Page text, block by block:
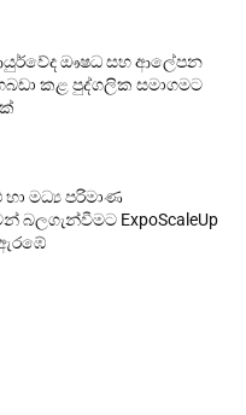
ඖෂධ සහ ආලේපන
කළ පුද්ගලික සමාගමට
හා මධ්‍ය පරිමාණ
ExpoScaleUp